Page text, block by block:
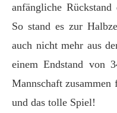
anfängliche
So stand es zur
auch nicht mehr aus
einem Endstand von
Mannschaft zusammen
und das tolle Spiel!